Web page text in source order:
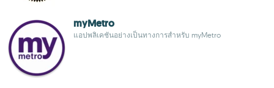
myMetro
แอปพลิเคชันอย่างเป็นทางการสำหรับ myMetro